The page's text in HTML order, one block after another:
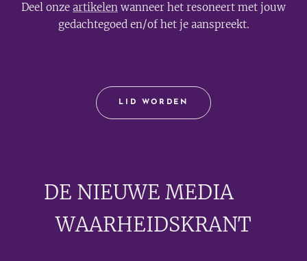
Deel onze artikelen wanneer het resoneert met jouw
gedachtegoed en/of het je aanspreekt.
LID WORDEN
DE NIEUWE MEDIA🟣
WAARHEIDSKRANT